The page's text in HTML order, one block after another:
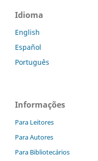
Idioma
English
Español
Português
Informações
Para Leitores
Para Autores
Para Bibliotecários